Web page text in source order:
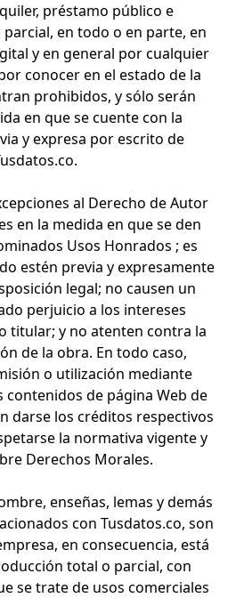
préstamo público e
en todo o en parte, en
y en general por cualquier
conocer en el estado de la
prohibidos, y sólo serán
en que se cuente con la
y expresa por escrito de
al Derecho de Autor
en la medida en que se den
Usos Honrados ; es
estén previa y expresamente
legal; no causen un
perjuicio a los intereses
titular; y no atenten contra la
de la obra. En todo caso,
o utilización mediante
contenidos de página Web de
darse los créditos respectivos
la normativa vigente y
Derechos Morales.
enseñas, lemas y demás
con Tusdatos.co, son
en consecuencia, está
total o parcial, con
se trate de usos comerciales